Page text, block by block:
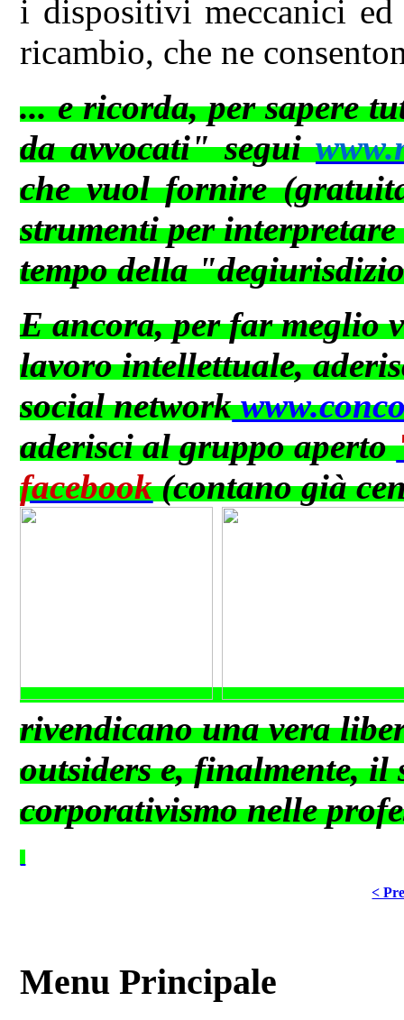
i dispositivi meccanici
ricambio, che ne
... e ricorda, per sapere
da avvocati" segui
che vuol fornire
strumenti per
tempo della
E ancora, per far meglio
lavoro intellettuale,
social network
aderisci al gruppo aperto
facebook(contano già
rivendicano una vera
outsiders e, finalmente, il
corporativismo nelle
<
Menu Principale